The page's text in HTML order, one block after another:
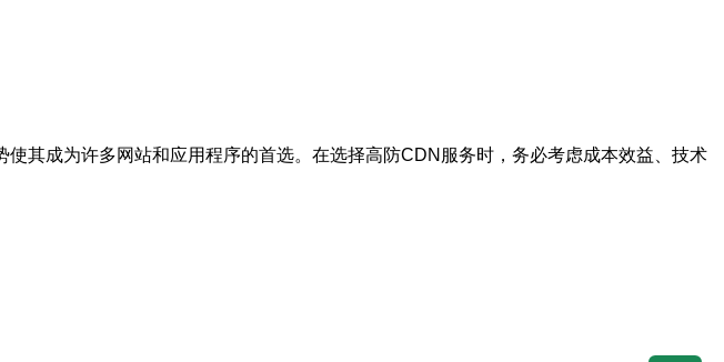
其成为许多网站和应用程序的首选。在选择高防CDN服务时，务必考虑成本效益、技术